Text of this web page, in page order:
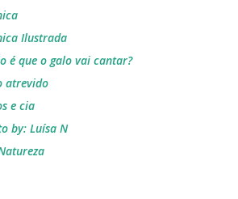
Ilustrada
é que o galo vai cantar?
atrevido
e cia
by: Luísa N